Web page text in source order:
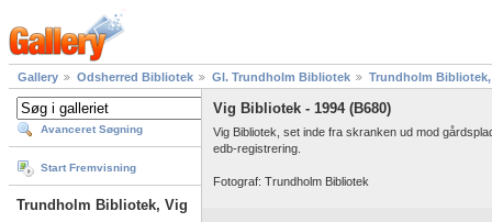
Gallery Odsherred Bibliotek Gl. Trundholm Bibliotek Trundholm
Avanceret Søgning
Start Fremvisning
Trundholm Bibliotek, Vig
Vig Bibliotek - 1994 (B680)
Vig Bibliotek, set inde fra skranken ud mod
edb-registrering.
Fotograf: Trundholm Bibliotek